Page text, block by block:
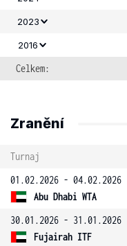
2023
2016
Celkem:
Zranění
Turnaj
01.02.2026 - 04.02.2026
Abu Dhabi WTA
30.01.2026 - 31.01.2026
Fujairah ITF